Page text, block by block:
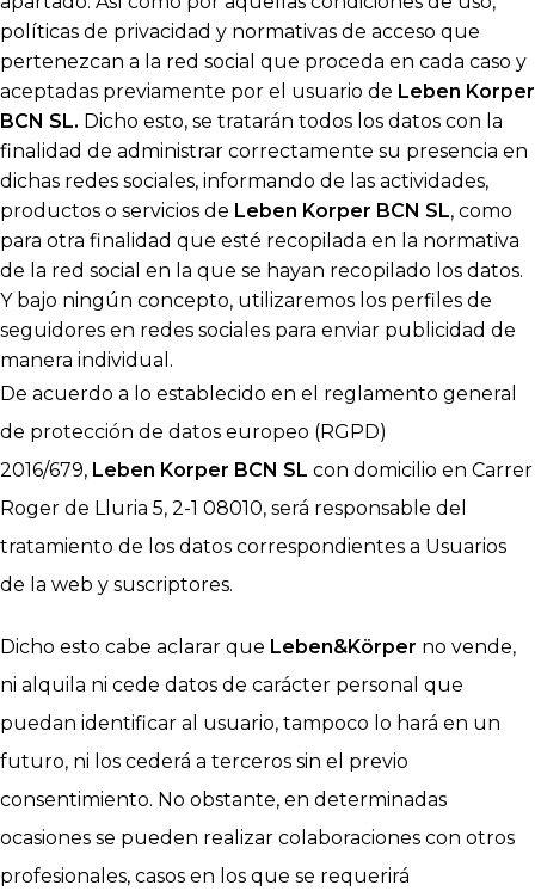
políticas de privacidad y normativas de acceso que
pertenezcan a la red social que proceda en cada caso y
aceptadas previamente por el usuario de Leben Korper
BCN SL. Dicho esto, se tratarán todos los datos con la
finalidad de administrar correctamente su presencia en
dichas redes sociales, informando de las actividades,
productos o servicios de Leben Korper BCN SL, como
para otra finalidad que esté recopilada en la normativa
de la red social en la que se hayan recopilado los datos.
Y bajo ningún concepto, utilizaremos los perfiles de
seguidores en redes sociales para enviar publicidad de
manera individual.
De acuerdo a lo establecido en el reglamento general
de protección de datos europeo (RGPD)
2016/679, Leben Korper BCN SL con domicilio en Carrer
Roger de Lluria 5, 2-1 08010, será responsable del
tratamiento de los datos correspondientes a Usuarios
de la web y suscriptores.
Dicho esto cabe aclarar que Leben&Körper no vende,
ni alquila ni cede datos de carácter personal que
puedan identificar al usuario, tampoco lo hará en un
futuro, ni los cederá a terceros sin el previo
consentimiento. No obstante, en determinadas
ocasiones se pueden realizar colaboraciones con otros
profesionales, casos en los que se requerirá